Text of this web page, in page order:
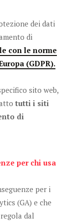
dei dati
di
con le norme
(GDPR).
sito web,
tutti i siti
di
per chi usa
per i
(GA) e che
dal